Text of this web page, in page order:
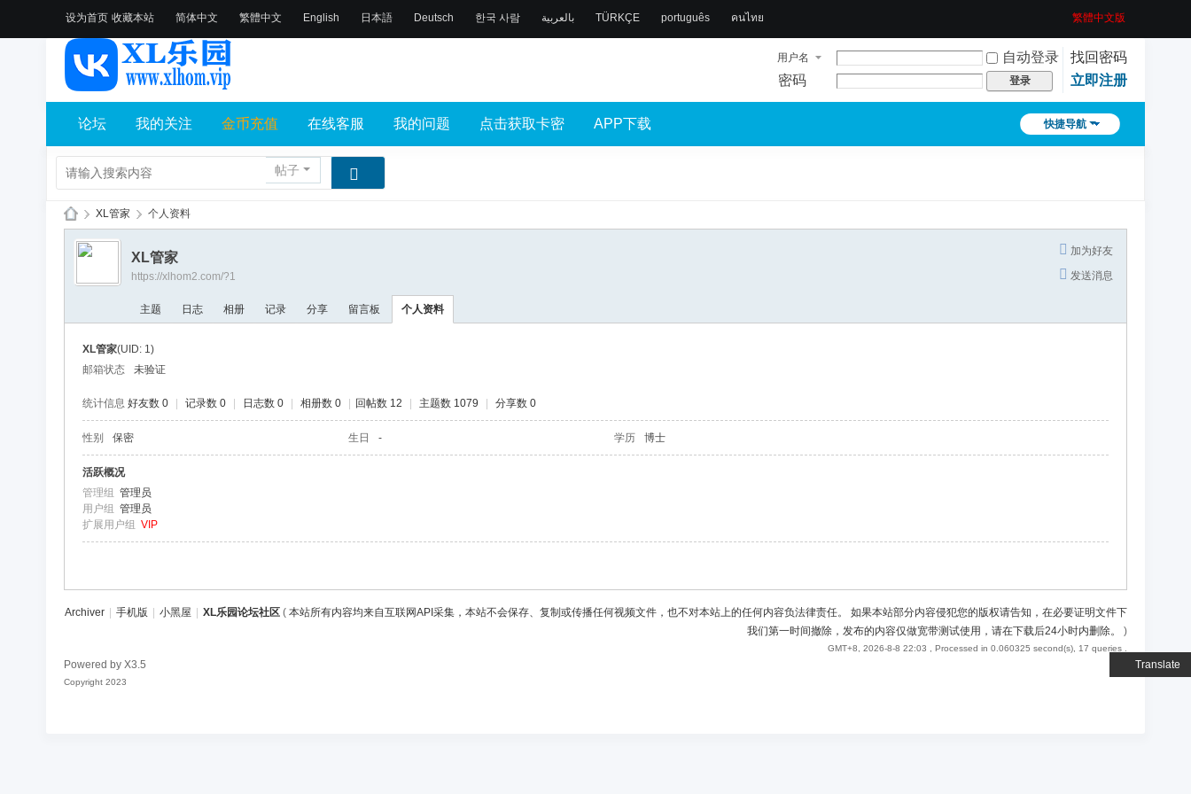
设为首页 收藏本站
Translate
简体中文 繁體中文 English 日本語 Deutsch 한국 사람 بالعربية TÜRKÇE português คนไทย 繁體中文版
用户名 自动登录
找回密码
密码
登录 立即注册
快捷导航
论坛 我的关注 金币充值 在线客服 我的问题 点击获取卡密 APP下载
帖子
X
乐
› XL管家 › 个人资料
加为好友
发送消息
XL管家
https://xlhom2.com/?1
主题 日志 相册 记录 分享 留言板 个人资料
XL管家(UID: 1)
邮箱状态
未验证
统计信息 好友数 0 记录数 0 日志数 0 相册数 0 回帖数 12 主题数 1079 分享数 0
性别 保密 生日 - 学历 博士
活跃概况
管理组 管理员
用户组 管理员
扩展用户组 VIP
Archiver 手机版 小黑屋 XL乐园论坛社区 ( 本站所有内容均来自互联网API采集，本站不会保存、复制或传播任何视频文件，也不对本站上的任何内容负法律责任。 如果本站部分内容侵犯您的版权请告知，在必要证明文件下
我们第一时间撤除，发布的内容仅做宽带测试使用，请在下载后24小时内删除。
)
GMT+8, 2026-8-8 22:03 , Processed in 0.060325 second(s), 17 queries .
Powered by X3.5
Copyright 2023